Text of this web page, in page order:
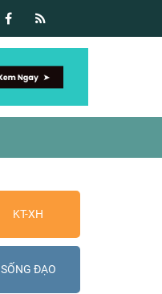
KT-XH
SỐNG ĐẠO